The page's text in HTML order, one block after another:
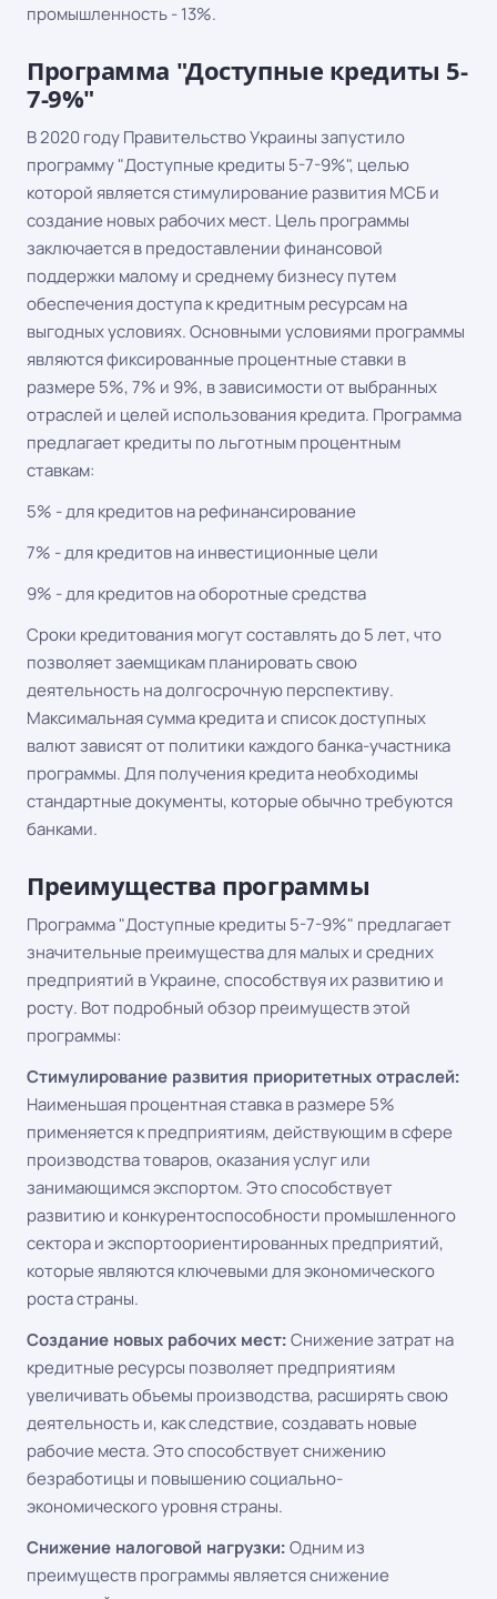
промышленность - 13%.
Программа "Доступные кредиты 5-
7-9%"
В 2020 году Правительство Украины запустило
программу "Доступные кредиты 5-7-9%", целью
которой является стимулирование развития МСБ и
создание новых рабочих мест. Цель программы
заключается в предоставлении финансовой
поддержки малому и среднему бизнесу путем
обеспечения доступа к кредитным ресурсам на
выгодных условиях. Основными условиями программы
являются фиксированные процентные ставки в
размере 5%, 7% и 9%, в зависимости от выбранных
отраслей и целей использования кредита. Программа
предлагает кредиты по льготным процентным
ставкам:
5% - для кредитов на рефинансирование
7% - для кредитов на инвестиционные цели
9% - для кредитов на оборотные средства
Сроки кредитования могут составлять до 5 лет, что
позволяет заемщикам планировать свою
деятельность на долгосрочную перспективу.
Максимальная сумма кредита и список доступных
валют зависят от политики каждого банка-участника
программы. Для получения кредита необходимы
стандартные документы, которые обычно требуются
банками.
Преимущества программы
Программа "Доступные кредиты 5-7-9%" предлагает
значительные преимущества для малых и средних
предприятий в Украине, способствуя их развитию и
росту. Вот подробный обзор преимуществ этой
программы:
Стимулирование развития приоритетных отраслей:
Наименьшая процентная ставка в размере 5%
применяется к предприятиям, действующим в сфере
производства товаров, оказания услуг или
занимающимся экспортом. Это способствует
развитию и конкурентоспособности промышленного
сектора и экспортоориентированных предприятий,
которые являются ключевыми для экономического
роста страны.
Создание новых рабочих мест: Снижение затрат на
кредитные ресурсы позволяет предприятиям
увеличивать объемы производства, расширять свою
деятельность и, как следствие, создавать новые
рабочие места. Это способствует снижению
безработицы и повышению социально-
экономического уровня страны.
Снижение налоговой нагрузки: Одним из
преимуществ программы является снижение